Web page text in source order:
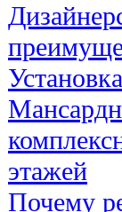
этажей
Почему